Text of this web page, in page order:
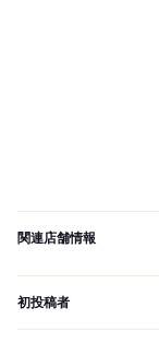
関連店舗情報
初投稿者